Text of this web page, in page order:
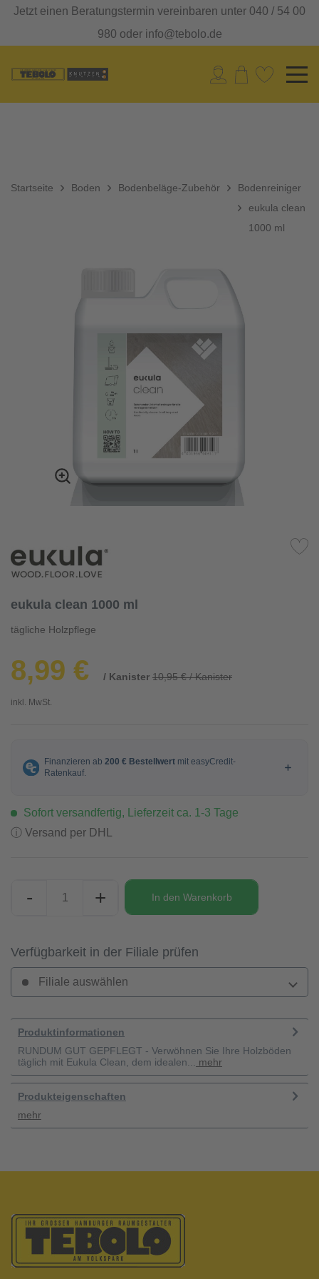
Jetzt einen Beratungstermin vereinbaren unter 040 / 54 00
980 oder info@tebolo.de
Startseite Boden Bodenbeläge-Zubehör
Bodenreiniger
eukula clean
1000 ml
eukula clean 1000 ml
tägliche Holzpflege
8,99 € / Kanister 10,95 € / Kanister
inkl. MwSt.
Sofort versandfertig, Lieferzeit ca. 1-3 Tage
ⓘ Versand per DHL
- + In den Warenkorb
Verfügbarkeit in der Filiale prüfen
Filiale auswählen
Produktinformationen
RUNDUM GUT GEPFLEGT - Verwöhnen Sie Ihre Holzböden
täglich mit Eukula Clean, dem idealen...
mehr
Produkteigenschaften
mehr